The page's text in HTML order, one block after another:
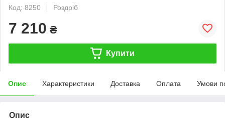
Код: 8250
Роздріб
7 210 ₴
Купити
Опис Характеристики Доставка Оплата Умови
Опис